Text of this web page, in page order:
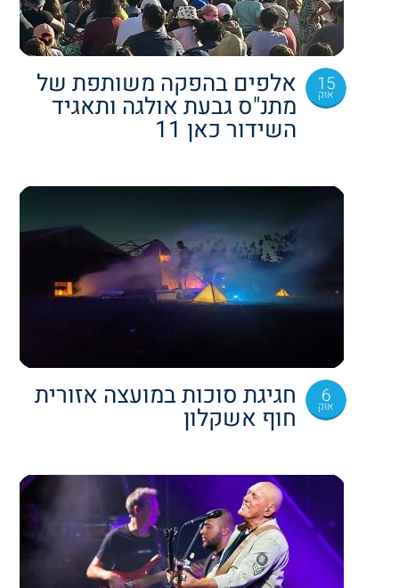
15
אוק אלפים בהפקה משותפת של
מתנ"ס גבעת אולגה ותאגיד
השידור כאן 11
6
אוק חגיגת סוכות במועצה אזורית
חוף אשקלון